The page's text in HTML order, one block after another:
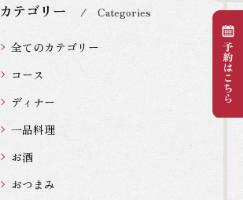
カテゴリー Categories
全てのカテゴリー
コース
ディナー
一品料理
お酒
おつまみ